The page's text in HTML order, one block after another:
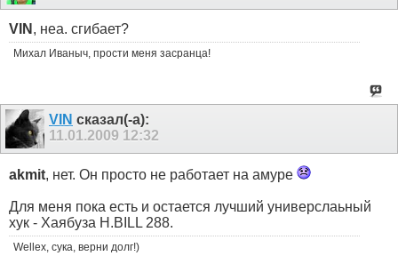
VIN , неа. сгибает?
Михал Иваныч, прости меня засранца!
VIN сказал(-а):
11.01.2009 12:32
akmit, нет. Он просто не работает на амуре
Для меня пока есть и остается лучший универслаьный
хук - Хаябуза H.BILL 288.
Wellex, сука, верни долг!)